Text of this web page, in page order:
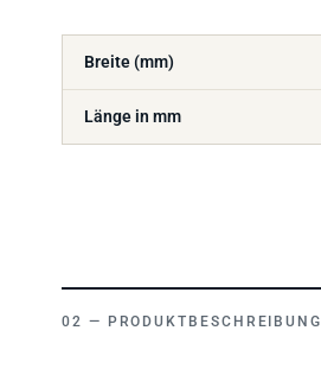
Breite (mm)
Länge in mm
PRODUKTBESCHREIBUNG